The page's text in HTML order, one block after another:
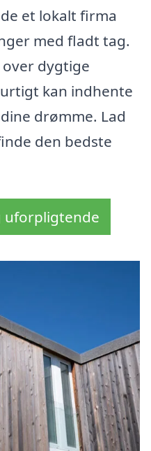
et lokalt firma
med fladt tag.
dygtige
kan indhente
drømme. Lad
den bedste
uforpligtende